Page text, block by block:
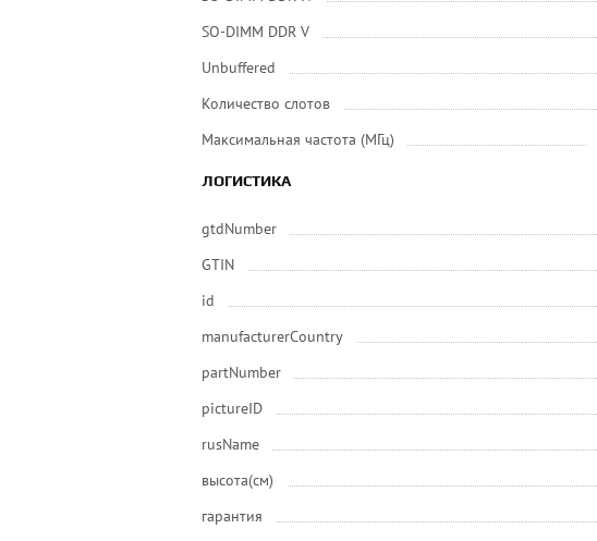
SO-DIMM DDR V
Unbuffered
Количество слотов
Максимальная частота (МГц)
ЛОГИСТИКА
gtdNumber
GTIN
id
manufacturerCountry
partNumber
pictureID
rusName
высота(см)
гарантия